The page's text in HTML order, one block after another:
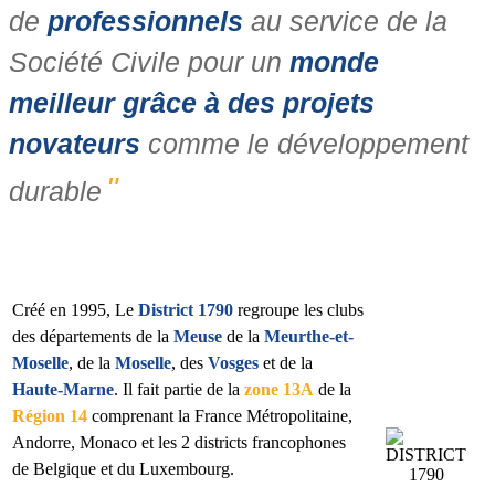
de professionnels au service de la
Société Civile pour un monde
meilleur grâce à des projets
novateurs comme le développement
durable "
Créé en 1995, Le District 1790 regroupe les clubs
des départements de la Meuse de la Meurthe-et-
Moselle, de la Moselle, des Vosges et de la
Haute-Marne. Il fait partie de la zone 13A de la
Région 14 comprenant la France Métropolitaine,
Andorre, Monaco et les 2 districts francophones
de Belgique et du Luxembourg.